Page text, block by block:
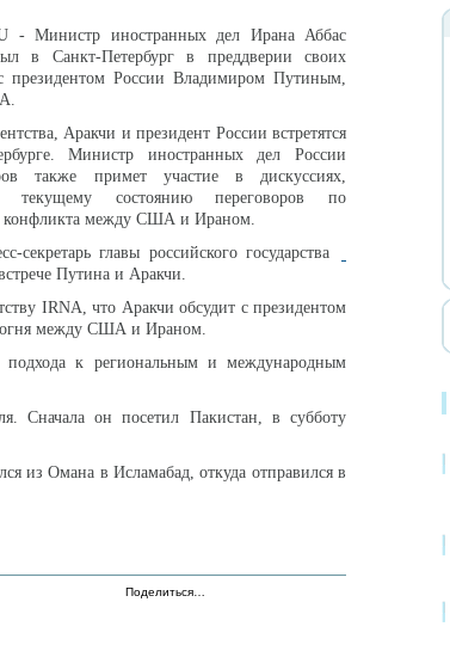
- Министр иностранных дел Ирана Аббас
в Санкт-Петербург в преддверии своих
президентом России Владимиром Путиным,
Аракчи и президент России встретятся
Министр иностранных дел России
также примет участие в дискуссиях,
текущему состоянию переговоров по
конфликта между США и Ираном.
секретарь главы российского государства
Путина и Аракчи.
IRNA, что Аракчи обсудит с президентом
огня между США и Ираном.
к региональным и международным
Сначала он посетил Пакистан, в субботу
из Омана в Исламабад, откуда отправился в
Поделиться…